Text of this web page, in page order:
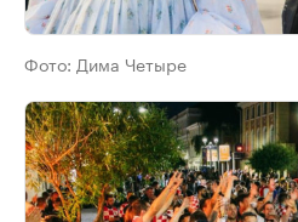
Фото: Дима Четыре